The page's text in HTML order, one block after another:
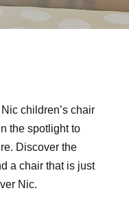
children’s chair
the spotlight to
Discover the
a chair that is just
Nic.